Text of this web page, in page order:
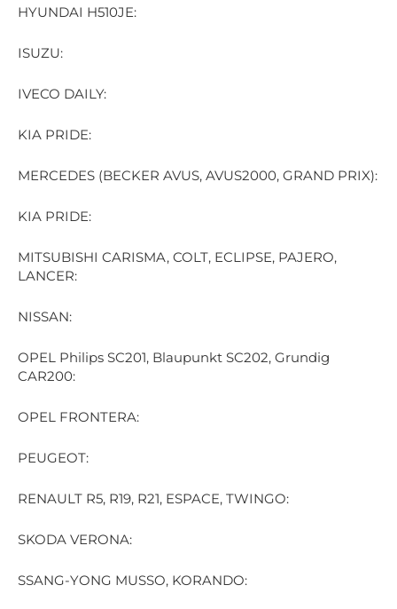
HYUNDAI H510JE:
ISUZU:
IVECO DAILY:
KIA PRIDE:
MERCEDES (BECKER AVUS, AVUS2000, GRAND PRIX):
KIA PRIDE:
MITSUBISHI CARISMA, COLT, ECLIPSE, PAJERO,
LANCER:
NISSAN:
OPEL Philips SC201, Blaupunkt SC202, Grundig
CAR200:
OPEL FRONTERA:
PEUGEOT:
RENAULT R5, R19, R21, ESPACE, TWINGO:
SKODA VERONA:
SSANG-YONG MUSSO, KORANDO: